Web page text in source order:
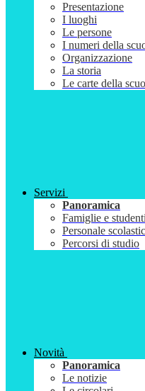
Presentazione
I luoghi
Le persone
I numeri della
Organizzazione
La storia
Le carte della
Servizi
Panoramica
Famiglie e studenti
Personale
Percorsi di studio
Novità
Panoramica
Le notizie